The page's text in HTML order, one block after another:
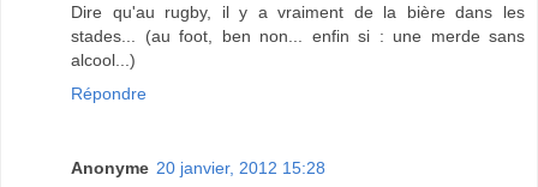
Dire qu'au rugby, il y a vraiment de la bière dans les
stades... (au foot, ben non... enfin si : une merde sans
alcool...)
Répondre
Anonyme 20 janvier, 2012 15:28